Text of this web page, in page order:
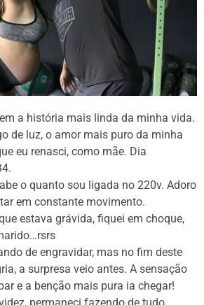
a história mais linda da minha vida.
de luz, o amor mais puro da minha
eu renasci, como mãe. Dia
o quanto sou ligada no 220v. Adoro
em constante movimento.
estava grávida, fiquei em choque,
de engravidar, mas no fim deste
a surpresa veio antes. A sensação
e a benção mais pura ia chegar!